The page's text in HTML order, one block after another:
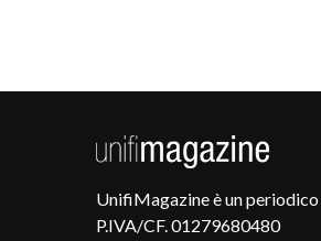
UnifiMagazine è un
P.IVA/CF. 01279680480